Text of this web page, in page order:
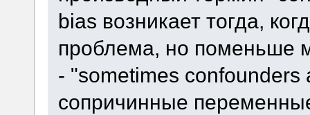
bias возникает тогда,
проблема, но поменьше
- "sometimes confounders
сопричинные